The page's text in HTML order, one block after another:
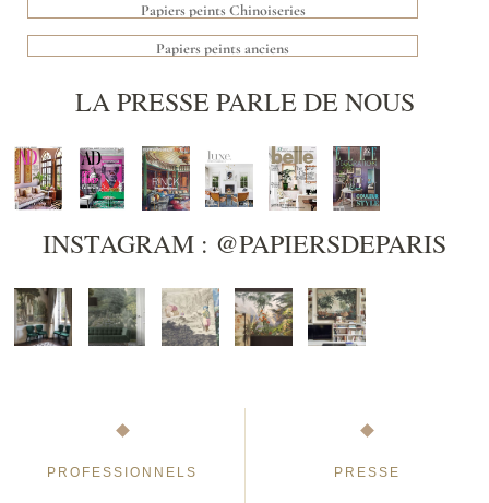
Papiers peints Chinoiseries
Papiers peints anciens
LA PRESSE PARLE DE NOUS
INSTAGRAM : @PAPIERSDEPARIS
PROFESSIONNELS PRESSE